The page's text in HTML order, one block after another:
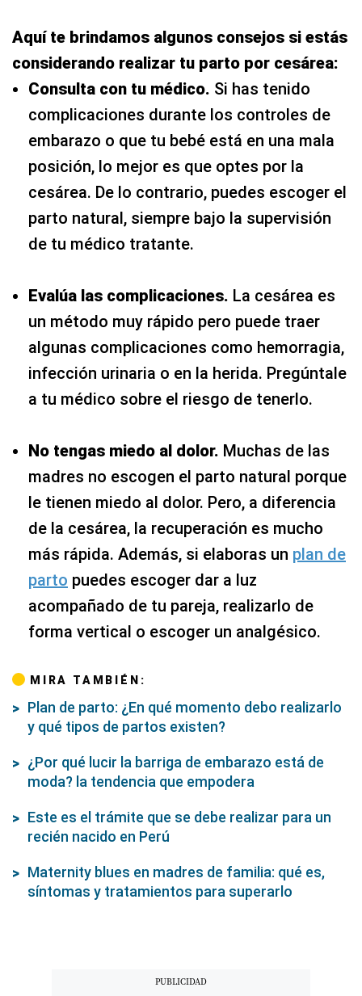
Aquí te brindamos algunos consejos si estás
considerando realizar tu parto por cesárea:
Consulta con tu médico. Si has tenido
complicaciones durante los controles de
embarazo o que tu bebé está en una mala
posición, lo mejor es que optes por la
cesárea. De lo contrario, puedes escoger el
parto natural, siempre bajo la supervisión
de tu médico tratante.
Evalúa las complicaciones. La cesárea es
un método muy rápido pero puede traer
algunas complicaciones como hemorragia,
infección urinaria o en la herida. Pregúntale
a tu médico sobre el riesgo de tenerlo.
No tengas miedo al dolor. Muchas de las
madres no escogen el parto natural porque
le tienen miedo al dolor. Pero, a diferencia
de la cesárea, la recuperación es mucho
más rápida. Además, si elaboras un plan de
parto puedes escoger dar a luz
acompañado de tu pareja, realizarlo de
forma vertical o escoger un analgésico.
MIRA TAMBIÉN:
Plan de parto: ¿En qué momento debo realizarlo
y qué tipos de partos existen?
¿Por qué lucir la barriga de embarazo está de
moda? la tendencia que empodera
Este es el trámite que se debe realizar para un
recién nacido en Perú
Maternity blues en madres de familia: qué es,
síntomas y tratamientos para superarlo